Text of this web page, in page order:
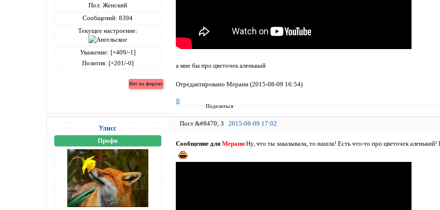
Поделиться
Пол: Женский
Сообщений: 8394
Текущее настроение:
Уважение: [+409/-1]
Позитив: [+201/-0] а мне бы про цветочек аленькый
Отредактировано Мерани (2015-08-09 16:54)
0
3 2015-08-09 17:02
Улисс
Профи Сообщение для Мерани Ну, что ты заказывала, то нашла! Есть что-то про цветочек